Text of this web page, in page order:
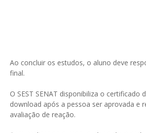
Ao concluir os estudos, o aluno deve
final.
O SEST SENAT disponibiliza o certificado
download após a pessoa ser aprovada e
avaliação de reação.